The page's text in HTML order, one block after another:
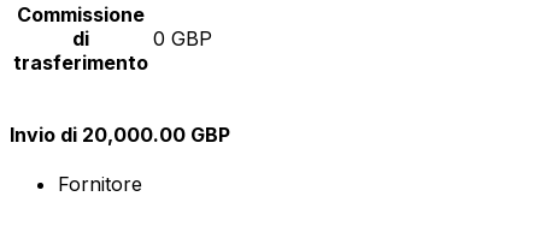
Commissione
di
trasferimento
0 GBP
Invio di 20,000.00 GBP
Fornitore